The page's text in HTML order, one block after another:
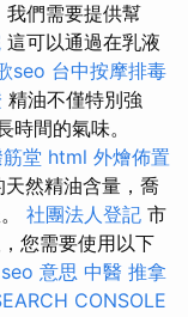
我們需要提供幫
這可以通過在乳液
seo 台中按摩排毒
精油不僅特別強
間的氣味。
堂 html 外燴佈置
然精油含量，喬
社團法人登記 市
您需要使用以下
seo 意思 中醫 推拿
CONSOLE